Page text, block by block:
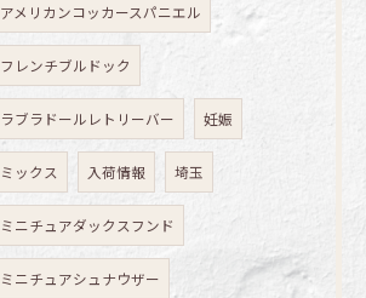
アメリカンコッカースパニエル
フレンチブルドック
ラブラドールレトリーバー 妊娠
ミックス 入荷情報 埼玉
ミニチュアダックスフンド
ミニチュアシュナウザー